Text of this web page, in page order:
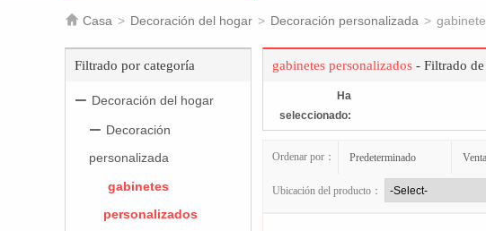
 Casa > Decoración del hogar > Decoración personalizada >
Filtrado por categoría
Decoración del hogar
Decoración
personalizada
gabinetes
personalizados
gabinetes personalizados - Filtrado
Ha
seleccionado:
Ordenar por： Predeterminado
Ubicación del producto：